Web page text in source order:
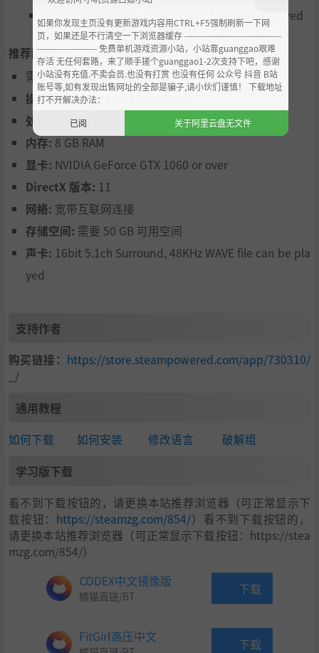
墙」、「用火焰箭引爆油壶攻击敌人」等，根据不同状况，
玩家可以选择各式各样的行动，战略的选项也变得更加宽
广。
辅佐孙家三代的吴国武将「程普」将参战！以既已发表参战
的蜀国大力士、飞毛腿名将「周仓」为首，魅力十足的新武
将们今后将陆续登场。
此外，在至今「真・三国无双」系列中登场的全83名无双武
声卡: 16 bit stereo, 48KHz WAVE file can be played
推荐配置:
需要 64 位处理器和操作系统
操作系统:Windows 8.1/10 64bit
处理器:
Core i7 3770 or over
内存: 8 GB RAM
显卡: NVIDIA GeForce GTX 1060 or over
DirectX 版本: 11
网络: 宽带互联网连接
存储空间: 需要 50 GB 可用空间
声卡: 16bit 5.1ch Surround, 48KHz WAVE file can be pla
yed
支持作者
购买链接： https://store.steampowered.com/app/730310/
_/
通用教程
如何下载 如何安装 修改语言 破解组
学习版下载
看不到下载按钮的，请更换本站推荐浏览器（可正常显示下
载按钮： https://steamzg.com/854/）看不到下载按钮的，
请更换本站推荐浏览器（可正常显示下载按钮：https://stea
mzg.com/854/）
CODEX中文镜像版
橘猫直链/BT 下载
FitGirl高压中文 下载
如果你发现主页没有更新游戏内容用CTRL+F5强制刷新一下网
页，如果还是不行清空一下浏览器缓存 ----------------------------------
--------------------- 免费单机游戏资源小站，小站靠guanggao艰难
存活 无任何套路，来了顺手搓个guanggao1-2次支持下吧，感谢
小站没有充值.不卖会员.也没有打赏 也没有任何 公众号 抖音 B站
账号等,如有发现出售网址的全部是骗子,请小伙们谨慎！ 下载地址
打不开解决办法：
已阅
关于阿里云盘无文件